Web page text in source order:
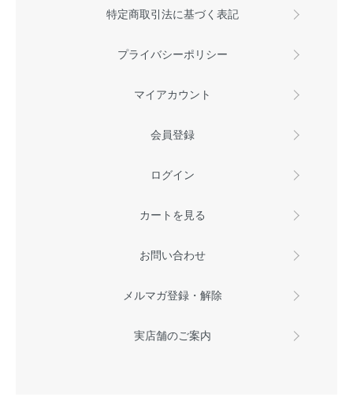
特定商取引法に基づく表記
プライバシーポリシー
マイアカウント
会員登録
ログイン
カートを見る
お問い合わせ
メルマガ登録・解除
実店舗のご案内